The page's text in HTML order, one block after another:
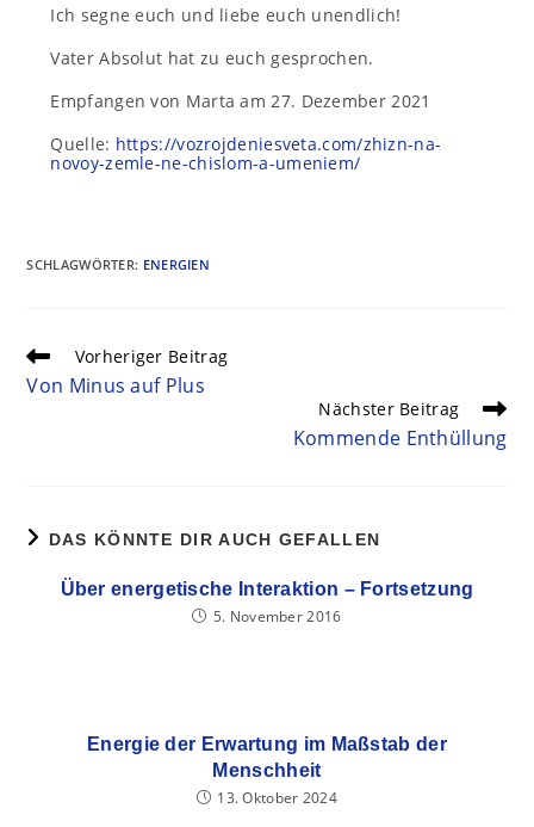
Ich segne euch und liebe euch unendlich!
Vater Absolut hat zu euch gesprochen.
Empfangen von Marta am 27. Dezember 2021
Quelle: https://vozrojdeniesveta.com/zhizn-na-
novoy-zemle-ne-chislom-a-umeniem/
SCHLAGWÖRTER: ENERGIEN
Vorheriger Beitrag
Von Minus auf Plus
Nächster Beitrag
Kommende Enthüllung
DAS KÖNNTE DIR AUCH GEFALLEN
Über energetische Interaktion – Fortsetzung
5. November 2016
Energie der Erwartung im Maßstab der
Menschheit
13. Oktober 2024